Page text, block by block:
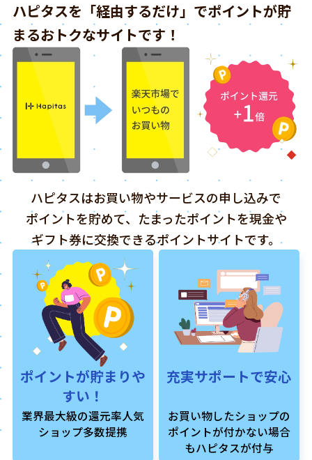
ハピタスを「経由するだけ」でポイントが貯
まるおトクなサイトです！
ハピタスはお買い物やサービスの申し込みで
ポイントを貯めて、たまったポイントを現金や
ギフト券に交換できるポイントサイトです。
ポイントが貯まりや
すい！
業界最大級の還元率人気
ショップ多数提携
充実サポートで安心
お買い物したショップの
ポイントが付かない場合
もハピタスが付与